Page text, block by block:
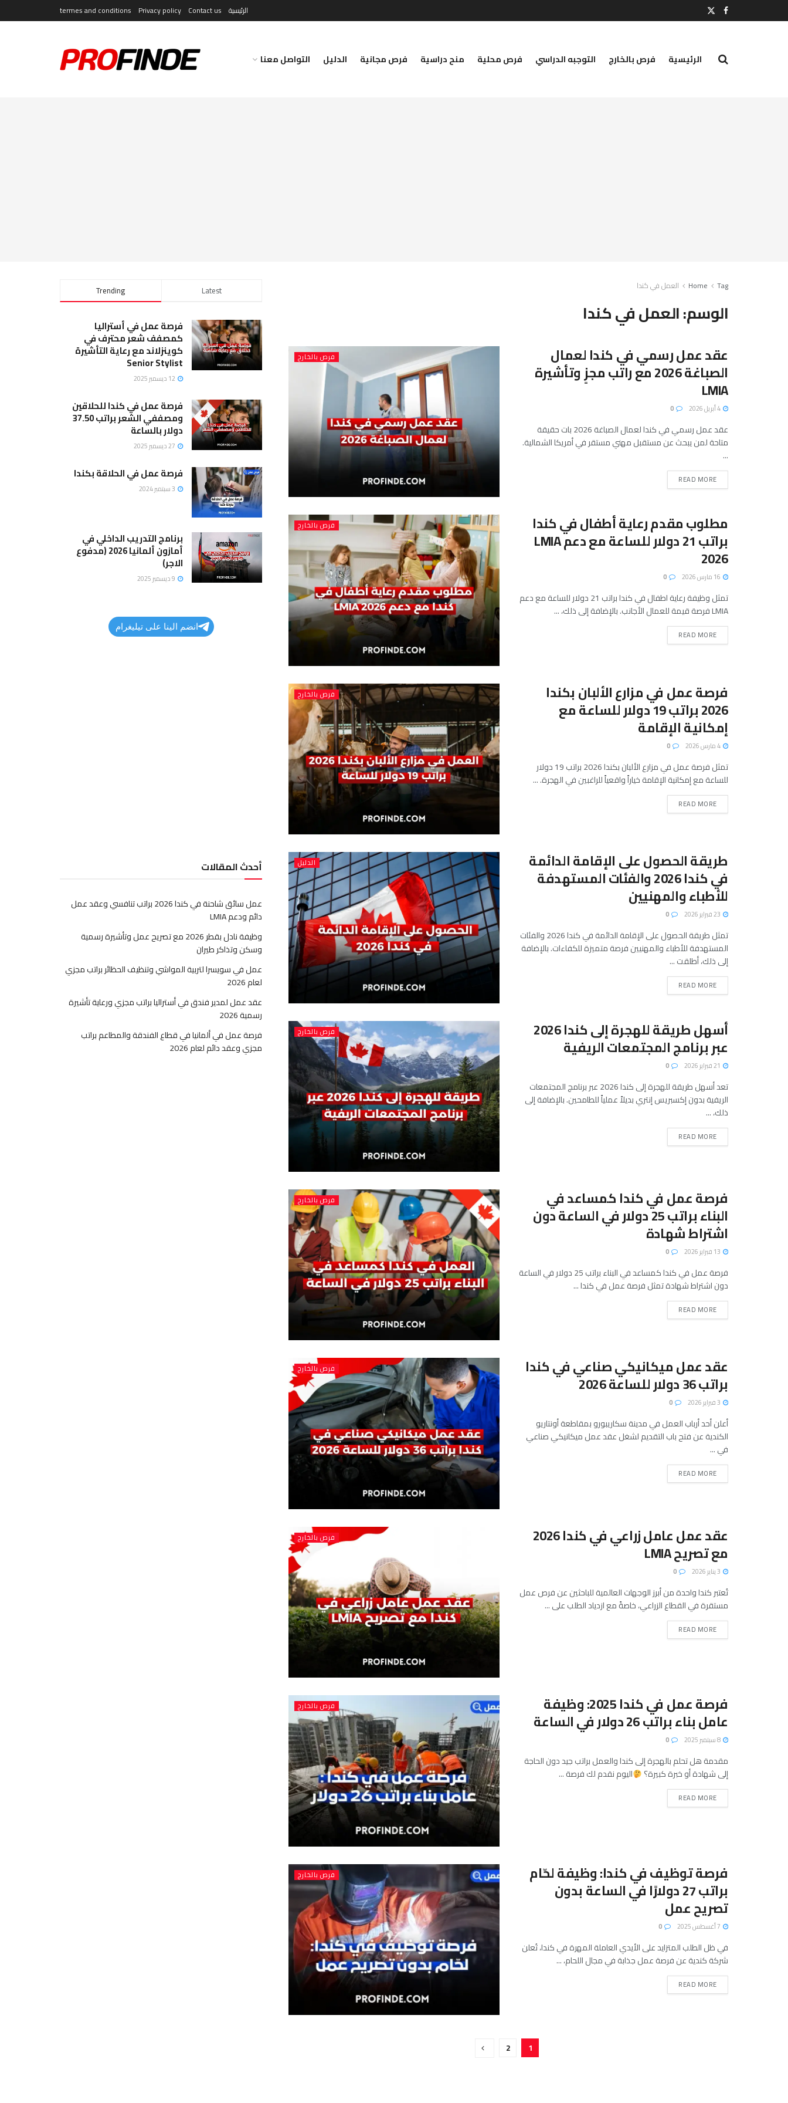
الرئيسية Contact us
Privacy policy
termes and conditions
الرئيسية فرص بالخارج التوجبه الدراسي فرص محلية منح دراسية فرص مجانية الدليل التواصل معنا
Home Tag العمل في كندا
الوسم:العمل في كندا
فرص بالخارج عقد عمل رسمي في كندا لعمال
الصباغة 2026 مع راتب مجزٍ وتأشيرة
LMIA
عقد عمل رسمي في كندا لعمال الصباغة 2026 بات حقيقة
متاحة لمن يبحث عن مستقبل مهني مستقر في أمريكا الشمالية.
...
READ MORE
فرص بالخارج مطلوب مقدم رعاية أطفال في كندا
براتب 21 دولار للساعة مع دعم LMIA
2026
تمثل وظيفة رعاية اطفال في كندا براتب 21 دولار للساعة مع دعم
LMIA فرصة قيمة للعمال الأجانب. بالإضافة إلى ذلك، ...
READ MORE
فرص بالخارج فرصة عمل في مزارع الألبان بكندا
2026 براتب 19 دولار للساعة مع
إمكانية الإقامة
تمثل فرصة عمل في مزارع الألبان بكندا 2026 براتب 19 دولار
للساعة مع إمكانية الإقامة خياراً واقعياً للراغبين في الهجرة. ...
READ MORE
الدليل طريقة الحصول على الإقامة الدائمة
في كندا 2026 والفئات المستهدفة
للأطباء والمهنيين
تمثل طريقة الحصول على الإقامة الدائمة في كندا 2026 والفئات
المستهدفة للأطباء والمهنيين فرصة متميزة للكفاءات. بالإضافة
إلى ذلك، أطلقت ...
READ MORE
فرص بالخارج أسهل طريقة للهجرة إلى كندا 2026
عبر برنامج المجتمعات الريفية
تعد أسهل طريقة للهجرة إلى كندا 2026 عبر برنامج المجتمعات
الريفية بدون إكسبريس إنتري بديلاً عملياً للطامحين. بالإضافة إلى
ذلك، ...
READ MORE
فرص بالخارج فرصة عمل في كندا كمساعد في
البناء براتب 25 دولار في الساعة دون
اشتراط شهادة
فرصة عمل في كندا كمساعد في البناء براتب 25 دولار في الساعة
دون اشتراط شهادة تمثل فرصة عمل في كندا ...
READ MORE
فرص بالخارج عقد عمل ميكانيكي صناعي في كندا
براتب 36 دولار للساعة 2026
أعلن أحد أرباب العمل في مدينة سكاريبورو بمقاطعة أونتاريو
الكندية عن فتح باب التقديم لشغل عقد عمل ميكانيكي صناعي
في ...
READ MORE
فرص بالخارج عقد عمل عامل زراعي في كندا 2026
مع تصريح LMIA
تُعتبر كندا واحدة من أبرز الوجهات العالمية للباحثين عن فرص عمل
مستقرة في القطاع الزراعي، خاصةً مع ازدياد الطلب على ...
READ MORE
فرص بالخارج فرصة عمل في كندا 2025: وظيفة
عامل بناء براتب 26 دولار في الساعة
مقدمة هل تحلم بالهجرة إلى كندا والعمل براتب جيد دون الحاجة
إلى شهادة أو خبرة كبيرة؟
اليوم نقدم لك فرصة ...
READ MORE
فرص بالخارج فرصة توظيف في كندا: وظيفة لحّام
براتب 27 دولارًا في الساعة بدون
تصريح عمل
في ظل الطلب المتزايد على الأيدي العاملة المهرة في كندا، تُعلن
شركة كندية عن فرصة عمل جذابة في مجال اللحام، ...
READ MORE
1
2
Trending Latest
فرصة عمل في أستراليا
كمصفف شعر محترف في
كوينزلاند مع رعاية التأشيرة
Senior Stylist
فرصة عمل في كندا للحلاقين
ومصففي الشعر براتب 37.50
دولار بالساعة
فرصة عمل في الحلاقة بكندا
برنامج التدريب الداخلي في
أمازون ألمانيا 2026 (مدفوع
الاجر)
انضم الينا على تيليغرام
أحدث المقالات
عمل سائق شاحنة في كندا 2026 براتب تنافسي وعقد عمل
دائم ودعم LMIA
وظيفة نادل بقطر 2026 مع تصريح عمل وتأشيرة رسمية
وسكن وتذاكر طيران
عمل في سويسرا لتربية المواشي وتنظيف الحظائر براتب مجزي
لعام 2026
عقد عمل لمدير فندق في أستراليا براتب مجزي ورعاية تأشيرة
رسمية 2026
فرصة عمل في ألمانيا في قطاع الفندقة والمطاعم براتب
مجزي وعقد دائم لعام 2026